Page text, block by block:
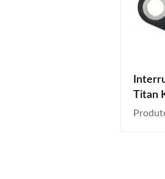
Titan